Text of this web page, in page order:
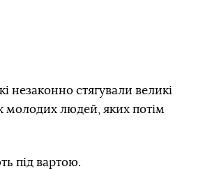
незаконно стягували великі
молодих людей, яких потім
під вартою.